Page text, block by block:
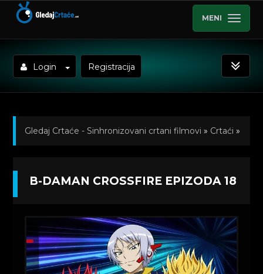
MENI
Login Registracija
Gledaj Crtaće - Sinhronizovani crtani filmovi » Crtaći »
B-DAMAN CROSSFIRE EPIZODA 18